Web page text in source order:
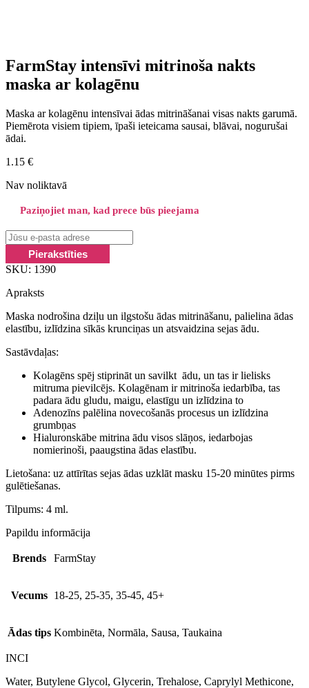
FarmStay intensīvi mitrinoša nakts
maska ar kolagēnu
Maska ar kolagēnu intensīvai ādas mitrināšanai visas nakts garumā.
Piemērota visiem tipiem, īpaši ieteicama sausai, blāvai, nogurušai
ādai.
1.15 €
Nav noliktavā
Paziņojiet man, kad prece būs pieejama
SKU: 1390
Apraksts
Maska nodrošina dziļu un ilgstošu ādas mitrināšanu, palielina ādas
elastību, izlīdzina sīkās krunciņas un atsvaidzina sejas ādu.
Sastāvdaļas:
Kolagēns spēj stiprināt un savilkt ādu, un tas ir lielisks
mitruma pievilcējs. Kolagēnam ir mitrinoša iedarbība, tas
padara ādu gludu, maigu, elastīgu un izlīdzina to
Adenozīns palēlina novecošanās procesus un izlīdzina
grumbņas
Hialuronskābe mitrina ādu visos slāņos, iedarbojas
nomierinoši, paaugstina ādas elastību.
Lietošana: uz attīrītas sejas ādas uzklāt masku 15-20 minūtes pirms
gulētiešanas.
Tilpums: 4 ml.
Papildu informācija
Brends FarmStay
Vecums 18-25, 25-35, 35-45, 45+
Ādas tips Kombinēta, Normāla, Sausa, Taukaina
INCI
Water, Butylene Glycol, Glycerin, Trehalose, Caprylyl Methicone,